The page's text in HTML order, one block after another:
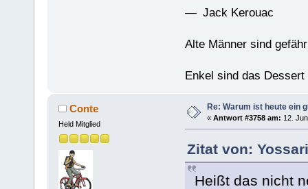
— Jack Kerouac
Alte Männer sind
Enkel sind das
Conte
Held Mitglied
Re: Warum ist heute ein
« Antwort #3758 am: 12.
Zitat von:
Heißt das nicht